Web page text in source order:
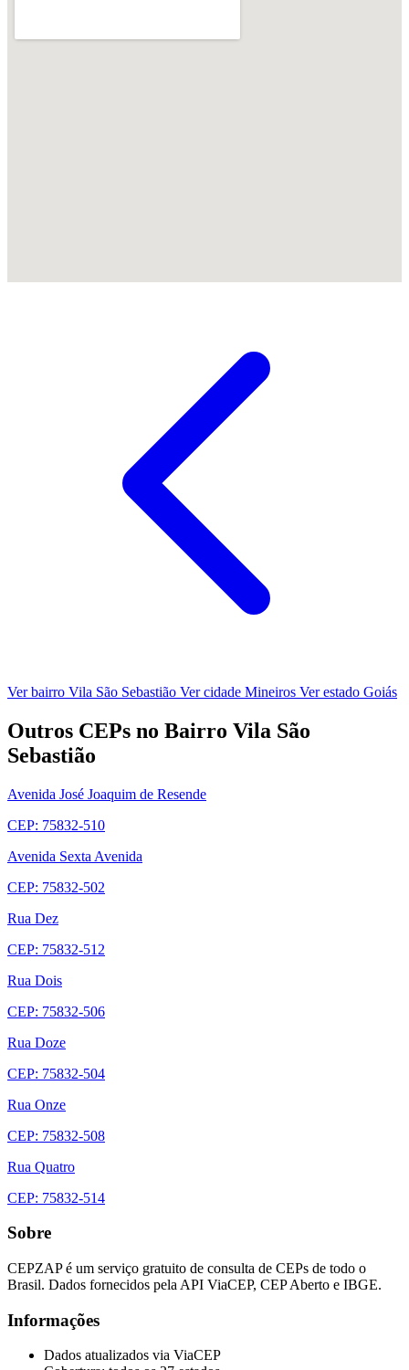
Ver bairro Vila São Sebastião Ver cidade Mineiros Ver estado Goiás
Outros CEPs no Bairro Vila São
Sebastião
Avenida José Joaquim de Resende
CEP: 75832-510
Avenida Sexta Avenida
CEP: 75832-502
Rua Dez
CEP: 75832-512
Rua Dois
CEP: 75832-506
Rua Doze
CEP: 75832-504
Rua Onze
CEP: 75832-508
Rua Quatro
CEP: 75832-514
Sobre
CEPZAP é um serviço gratuito de consulta de CEPs de todo o
Brasil. Dados fornecidos pela API ViaCEP, CEP Aberto e IBGE.
Informações
Dados atualizados via ViaCEP